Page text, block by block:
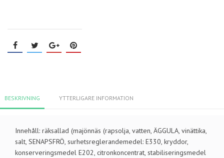
BESKRIVNING YTTERLIGARE INFORMATION
Innehåll: räksallad (majönnäs (rapsolja, vatten, ÄGGULA, vinättika,
salt, SENAPSFRÖ, surhetsreglerandemedel: E330, kryddor,
konserveringsmedel E202, citronkoncentrat, stabiliseringsmedel